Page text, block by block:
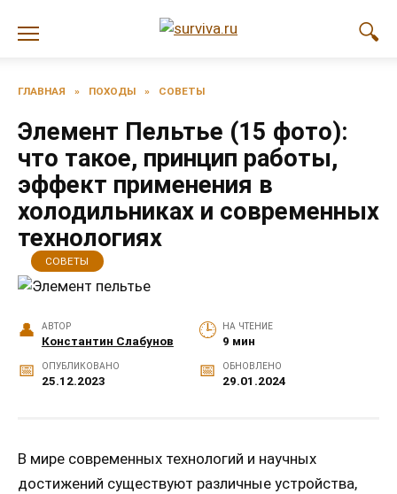
ГЛАВНАЯ » ПОХОДЫ » СОВЕТЫ
Элемент Пельтье (15 фото):
что такое, принцип работы,
эффект применения в
холодильниках и современных
технологиях
СОВЕТЫ
АВТОР
Константин Слабунов
НА ЧТЕНИЕ
9 мин
ОПУБЛИКОВАНО
25.12.2023
ОБНОВЛЕНО
29.01.2024
В мире современных технологий и научных
достижений существуют различные устройства,